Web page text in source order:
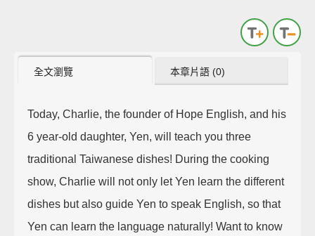
全文瀏覽 本章片語 (0)
Today, Charlie, the founder of Hope English, and his
6 year-old daughter, Yen, will teach you three
traditional Taiwanese dishes! During the cooking
show, Charlie will not only let Yen learn the different
dishes but also guide Yen to speak English, so that
Yen can learn the language naturally! Want to know